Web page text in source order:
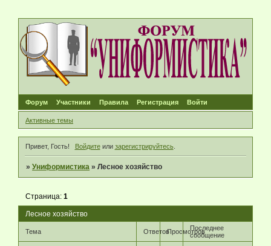
Форум Участники Правила Регистрация Войти
Активные темы
Привет, Гость! Войдитеили зарегистрируйтесь.
»Униформистика »Лесное хозяйство
Лесное хозяйство
Страница:1
Тема ОтветовПросмотровПоследнее
сообщение